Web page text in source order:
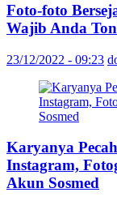
Foto-foto
Wajib Anda
23/12/2022 - 09:23
Karyanya
Instagram,
Akun Sosmed